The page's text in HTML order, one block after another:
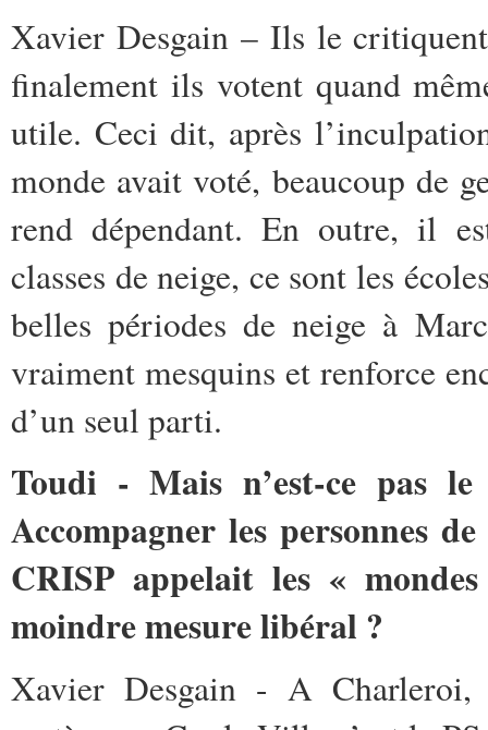
Xavier Desgain – Ils le
finalement ils votent quand
utile. Ceci dit, après
monde avait voté, beaucoup de
rend dépendant. En outre, il
classes de neige, ce sont les
belles périodes de neige à
vraiment mesquins et renforce
d’un seul parti.
Toudi - Mais n’est-ce pas
Accompagner les personnes
CRISP appelait les «
moindre mesure libéral ?
Xavier Desgain - A